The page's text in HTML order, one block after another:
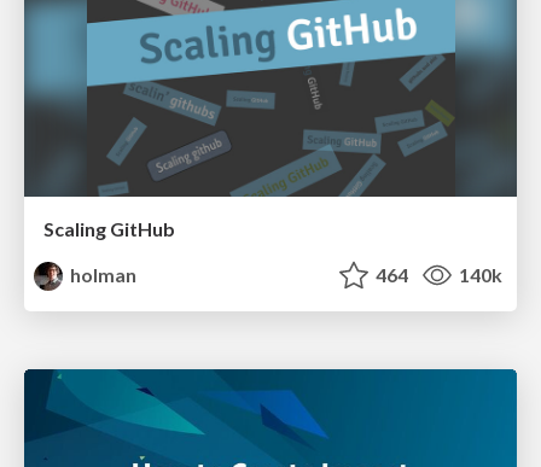
Scaling GitHub
holman
464 140k